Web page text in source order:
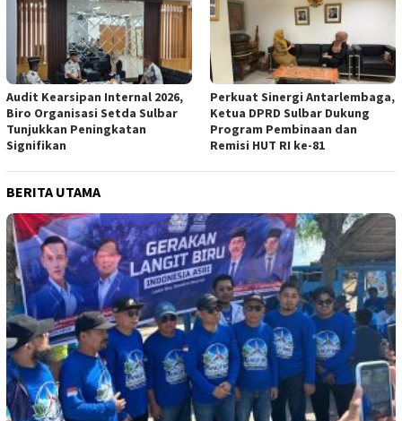
Audit Kearsipan Internal 2026,
Biro Organisasi Setda Sulbar
Tunjukkan Peningkatan
Signifikan
Perkuat Sinergi Antarlembaga,
Ketua DPRD Sulbar Dukung
Program Pembinaan dan
Remisi HUT RI ke-81
BERITA UTAMA